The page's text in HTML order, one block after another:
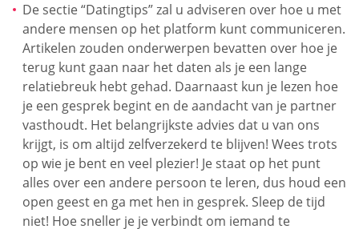
De sectie “Datingtips” zal u adviseren over hoe u met
andere mensen op het platform kunt communiceren.
Artikelen zouden onderwerpen bevatten over hoe je
terug kunt gaan naar het daten als je een lange
relatiebreuk hebt gehad. Daarnaast kun je lezen hoe
je een gesprek begint en de aandacht van je partner
vasthoudt. Het belangrijkste advies dat u van ons
krijgt, is om altijd zelfverzekerd te blijven! Wees trots
op wie je bent en veel plezier! Je staat op het punt
alles over een andere persoon te leren, dus houd een
open geest en ga met hen in gesprek. Sleep de tijd
niet! Hoe sneller je je verbindt om iemand te